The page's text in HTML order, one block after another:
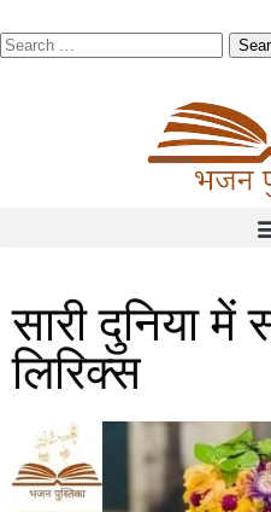
सारी दुनिया में
लिरिक्स